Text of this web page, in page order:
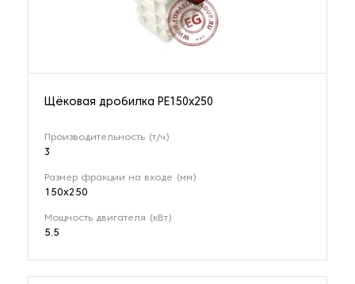
Щёковая дробилка PE150x250
Производительность (т/ч)
3
Размер фракции на входе (мм)
150х250
Мощность двигателя (кВт)
5.5